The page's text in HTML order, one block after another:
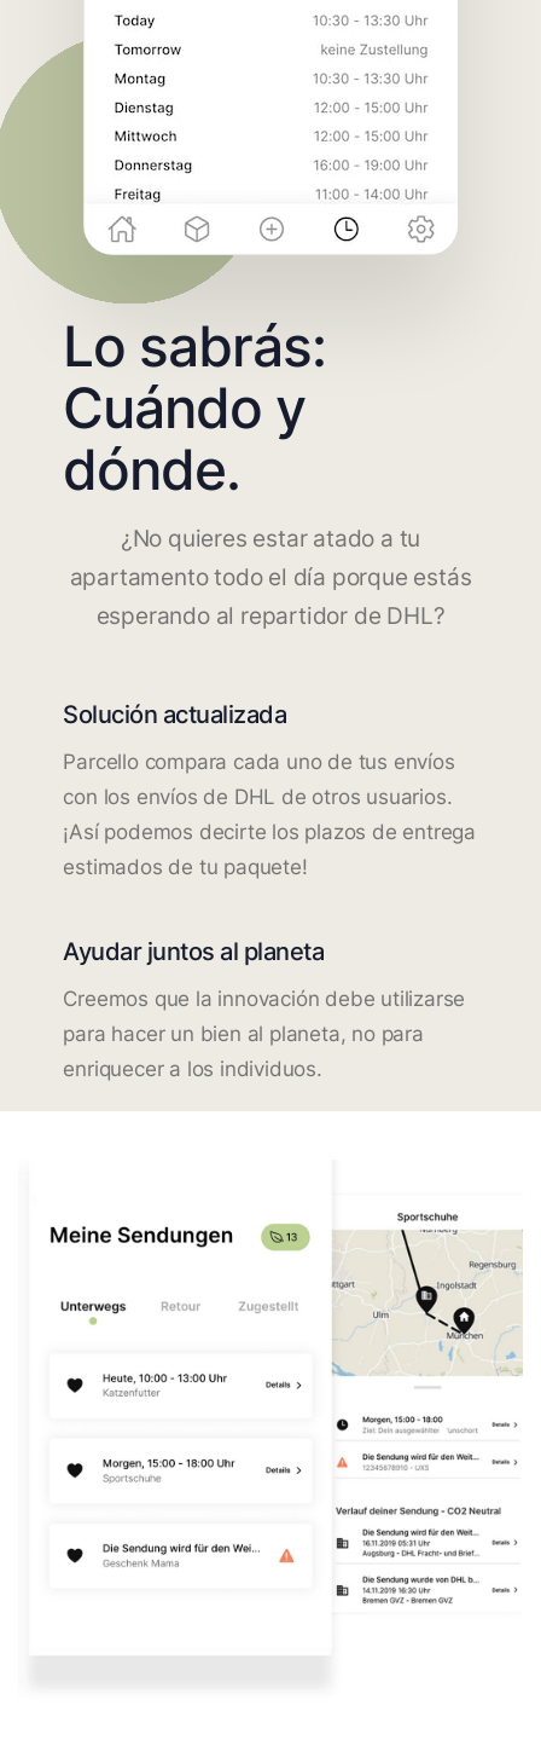
Lo sabrás:
Cuándo y
dónde.
¿No quieres estar atado a tu
apartamento todo el día porque estás
esperando al repartidor de DHL?
Solución actualizada
Parcello compara cada uno de tus envíos
con los envíos de DHL de otros usuarios.
¡Así podemos decirte los plazos de entrega
estimados de tu paquete!
Ayudar juntos al planeta
Creemos que la innovación debe utilizarse
para hacer un bien al planeta, no para
enriquecer a los individuos.